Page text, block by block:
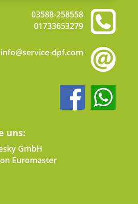
03588-258558
01733653279
info@service-dpf.com
uns:
GmbH
Euromaster